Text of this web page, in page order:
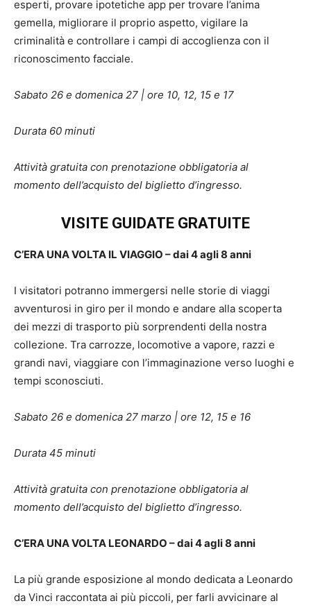
esperti, provare ipotetiche app per trovare l’anima
gemella, migliorare il proprio aspetto, vigilare la
criminalità e controllare i campi di accoglienza con il
riconoscimento facciale.
Sabato 26 e domenica 27 | ore 10, 12, 15 e 17
Durata 60 minuti
Attività gratuita con prenotazione obbligatoria al
momento dell’acquisto del biglietto d’ingresso.
VISITE GUIDATE GRATUITE
C’ERA UNA VOLTA IL VIAGGIO – dai 4 agli 8 anni
I visitatori potranno immergersi nelle storie di viaggi
avventurosi in giro per il mondo e andare alla scoperta
dei mezzi di trasporto più sorprendenti della nostra
collezione. Tra carrozze, locomotive a vapore, razzi e
grandi navi, viaggiare con l’immaginazione verso luoghi e
tempi sconosciuti.
Sabato 26 e domenica 27 marzo | ore 12, 15 e 16
Durata 45 minuti
Attività gratuita con prenotazione obbligatoria al
momento dell’acquisto del biglietto d’ingresso.
C’ERA UNA VOLTA LEONARDO – dai 4 agli 8 anni
La più grande esposizione al mondo dedicata a Leonardo
da Vinci raccontata ai più piccoli, per farli avvicinare al